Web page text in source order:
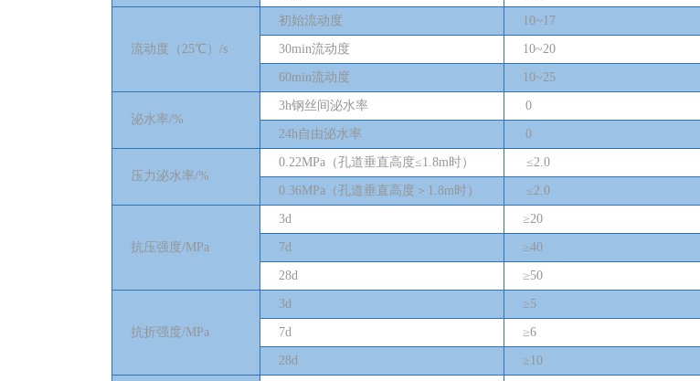
流动度（25℃） /s
初始流动度 10~17
30min流动度 10~20
60min流动度 10~25
泌水率/%
3h钢丝间泌水率 0
24h自由泌水率 0
压力泌水率/%
0.22MPa （孔道垂直高度≤1.8m时） ≤2.0
0.36MPa （孔道垂直高度＞ 1.8m时） ≤2.0
抗压强度/MPa
3d ≥20
7d ≥40
28d ≥50
抗折强度/MPa
3d ≥5
7d ≥6
28d ≥10